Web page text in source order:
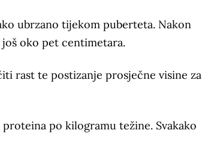
ubrzano tijekom puberteta. Nakon
oko pet centimetara.
rast te postizanje prosječne visine za
po kilogramu težine. Svakako